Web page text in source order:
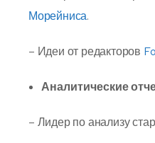
Морейниса.
– Идеи от редакторов
Аналитические
– Лидер по анализу